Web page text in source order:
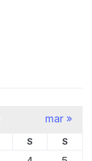
S S
mar »